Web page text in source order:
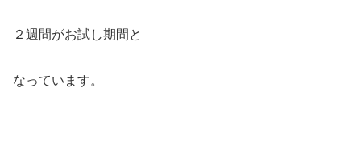
２週間がお試し期間と
なっています。